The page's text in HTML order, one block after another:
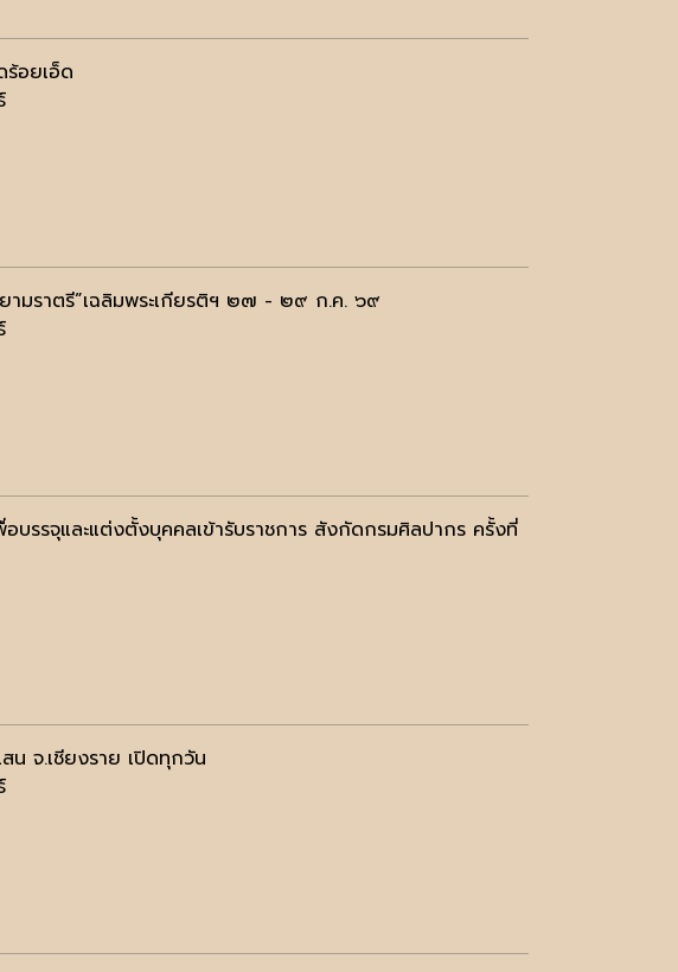
อยเอ็ด
ยามราตรี”เฉลิมพระเกียรติฯ ๒๗ - ๒๙ ก.ค. ๖๙
บรรจุและแต่งตั้งบุคคลเข้ารับราชการ สังกัดกรมศิลปากร ครั้งที่
จ.เชียงราย เปิดทุกวัน